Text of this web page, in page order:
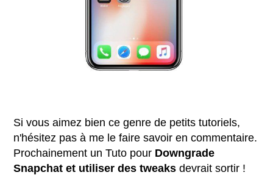
Si vous aimez bien ce genre de petits tutoriels,
n'hésitez pas à me le faire savoir en commentaire.
Prochainement un Tuto pour Downgrade
Snapchat et utiliser des tweaks devrait sortir !